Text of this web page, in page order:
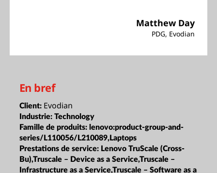
Matthew Day
PDG, Evodian
En bref
Client: Evodian
Industrie: Technology
Famille de produits: lenovo:product-group-and-
series/L110056/L210089,Laptops
Prestations de service: Lenovo TruScale (Cross-
Bu),Truscale – Device as a Service,Truscale –
Infrastructure as a Service,Truscale – Software as a